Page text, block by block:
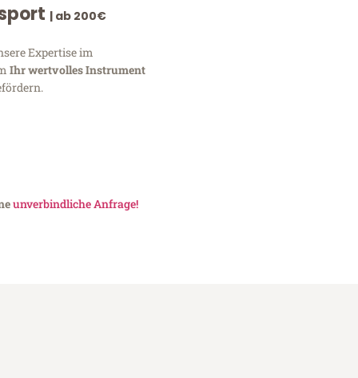
| ab 200€
Expertise im
Ihr wertvolles Instrument
unverbindliche Anfrage!